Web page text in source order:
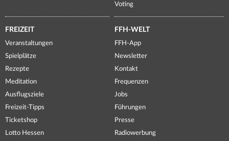
Voting
FREIZEIT
Veranstaltungen
Spielplätze
Rezepte
Meditation
Ausflugsziele
Freizeit-Tipps
Ticketshop
Lotto Hessen
FFH-WELT
FFH-App
Newsletter
Kontakt
Frequenzen
Jobs
Führungen
Presse
Radiowerbung